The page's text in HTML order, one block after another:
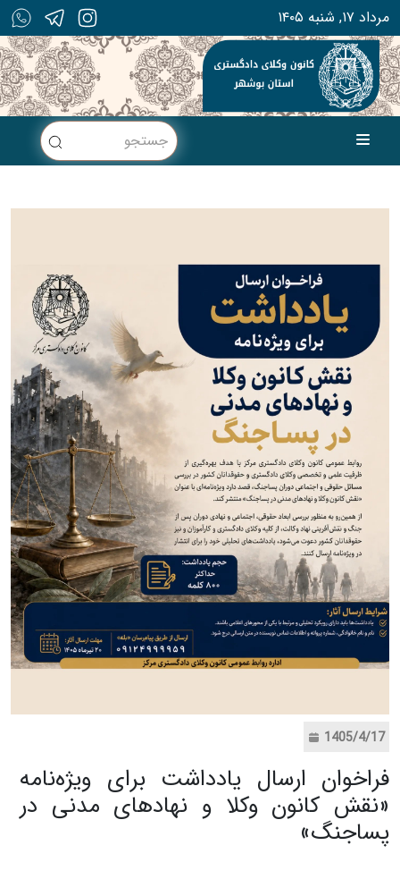
۱۴۰۵ مرداد ۱۷, شنبه
1405/4/17
فراخوان ارسال یادداشت برای ویژه‌نامه
«نقش کانون وکلا و نهادهای مدنی در
پساجنگ»